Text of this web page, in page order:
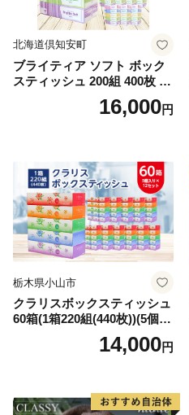
北海道倶知安町
ブライティア ソフト ボック
スティッシュ 200組 400枚 60
箱 日本製 まとめ買い ティッ
シュ リサイクル 長持 防災 常
倶知安町 日用品
16,000円
栃木県小山市
クラリスボックスティッシュ
60箱(1箱220組(440枚))(5個入
り×12セット)【1256759】
14,000円